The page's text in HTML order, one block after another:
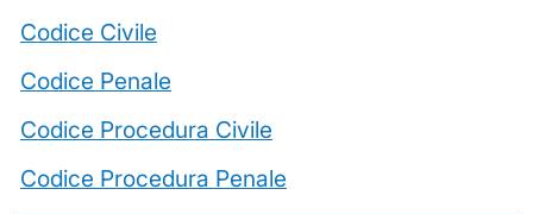
Codice Civile
Codice Penale
Codice Procedura Civile
Codice Procedura Penale